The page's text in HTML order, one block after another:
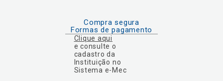
Compra segura
Formas de pagamento
Clique aqui
e consulte o
cadastro da
Instituição no
Sistema e-Mec